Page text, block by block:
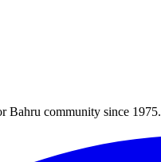
Bahru community since 1975.